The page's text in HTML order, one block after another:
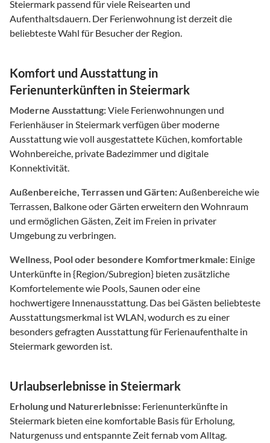
Steiermark passend für viele Reisearten und
Aufenthaltsdauern. Der Ferienwohnung ist derzeit die
beliebteste Wahl für Besucher der Region.
Komfort und Ausstattung in
Ferienunterkünften in Steiermark
Moderne Ausstattung:Viele Ferienwohnungen und
Ferienhäuser in Steiermark verfügen über moderne
Ausstattung wie voll ausgestattete Küchen, komfortable
Wohnbereiche, private Badezimmer und digitale
Konnektivität.
Außenbereiche, Terrassen und Gärten:Außenbereiche wie
Terrassen, Balkone oder Gärten erweitern den Wohnraum
und ermöglichen Gästen, Zeit im Freien in privater
Umgebung zu verbringen.
Wellness, Pool oder besondere Komfortmerkmale: Einige
Unterkünfte in {Region/Subregion} bieten zusätzliche
Komfortelemente wie Pools, Saunen oder eine
hochwertigere Innenausstattung. Das bei Gästen beliebteste
Ausstattungsmerkmal ist WLAN, wodurch es zu einer
besonders gefragten Ausstattung für Ferienaufenthalte in
Steiermark geworden ist.
Urlaubserlebnisse in Steiermark
Erholung und Naturerlebnisse: Ferienunterkünfte in
Steiermark bieten eine komfortable Basis für Erholung,
Naturgenuss und entspannte Zeit fernab vom Alltag.